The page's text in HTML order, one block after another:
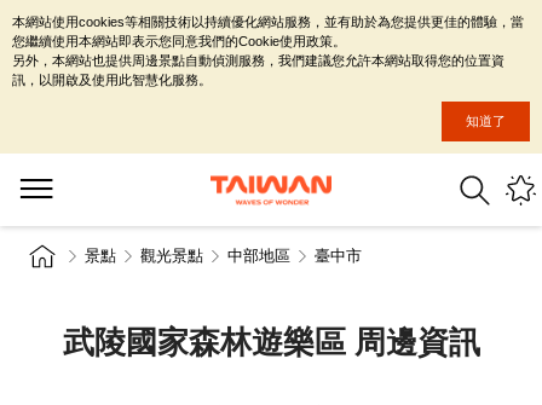
景點 觀光景點 中部地區 臺中市
武陵國家森林遊樂區 周邊資訊
本網站使用cookies等相關技術以持續優化網站服務，並有助於為您提供更佳的體驗，當
您繼續使用本網站即表示您同意我們的Cookie使用政策。
另外，本網站也提供周邊景點自動偵測服務，我們建議您允許本網站取得您的位置資
訊，以開啟及使用此智慧化服務。
知道了